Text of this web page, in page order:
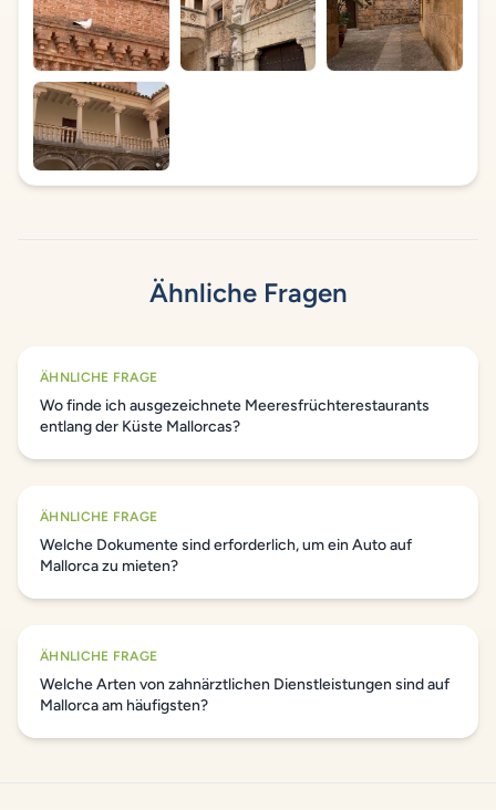
Ähnliche Fragen
ÄHNLICHE FRAGE
Wo finde ich ausgezeichnete Meeresfrüchterestaurants
entlang der Küste Mallorcas?
ÄHNLICHE FRAGE
Welche Dokumente sind erforderlich, um ein Auto auf
Mallorca zu mieten?
ÄHNLICHE FRAGE
Welche Arten von zahnärztlichen Dienstleistungen sind auf
Mallorca am häufigsten?